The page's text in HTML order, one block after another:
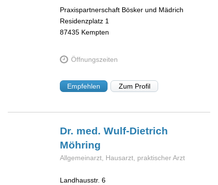
Praxispartnerschaft Bösker und Mädrich
Residenzplatz 1
87435 Kempten
Öffnungszeiten
Empfehlen Zum Profil
Dr. med. Wulf-Dietrich
Möhring
Allgemeinarzt, Hausarzt, praktischer Arzt
Landhausstr. 6